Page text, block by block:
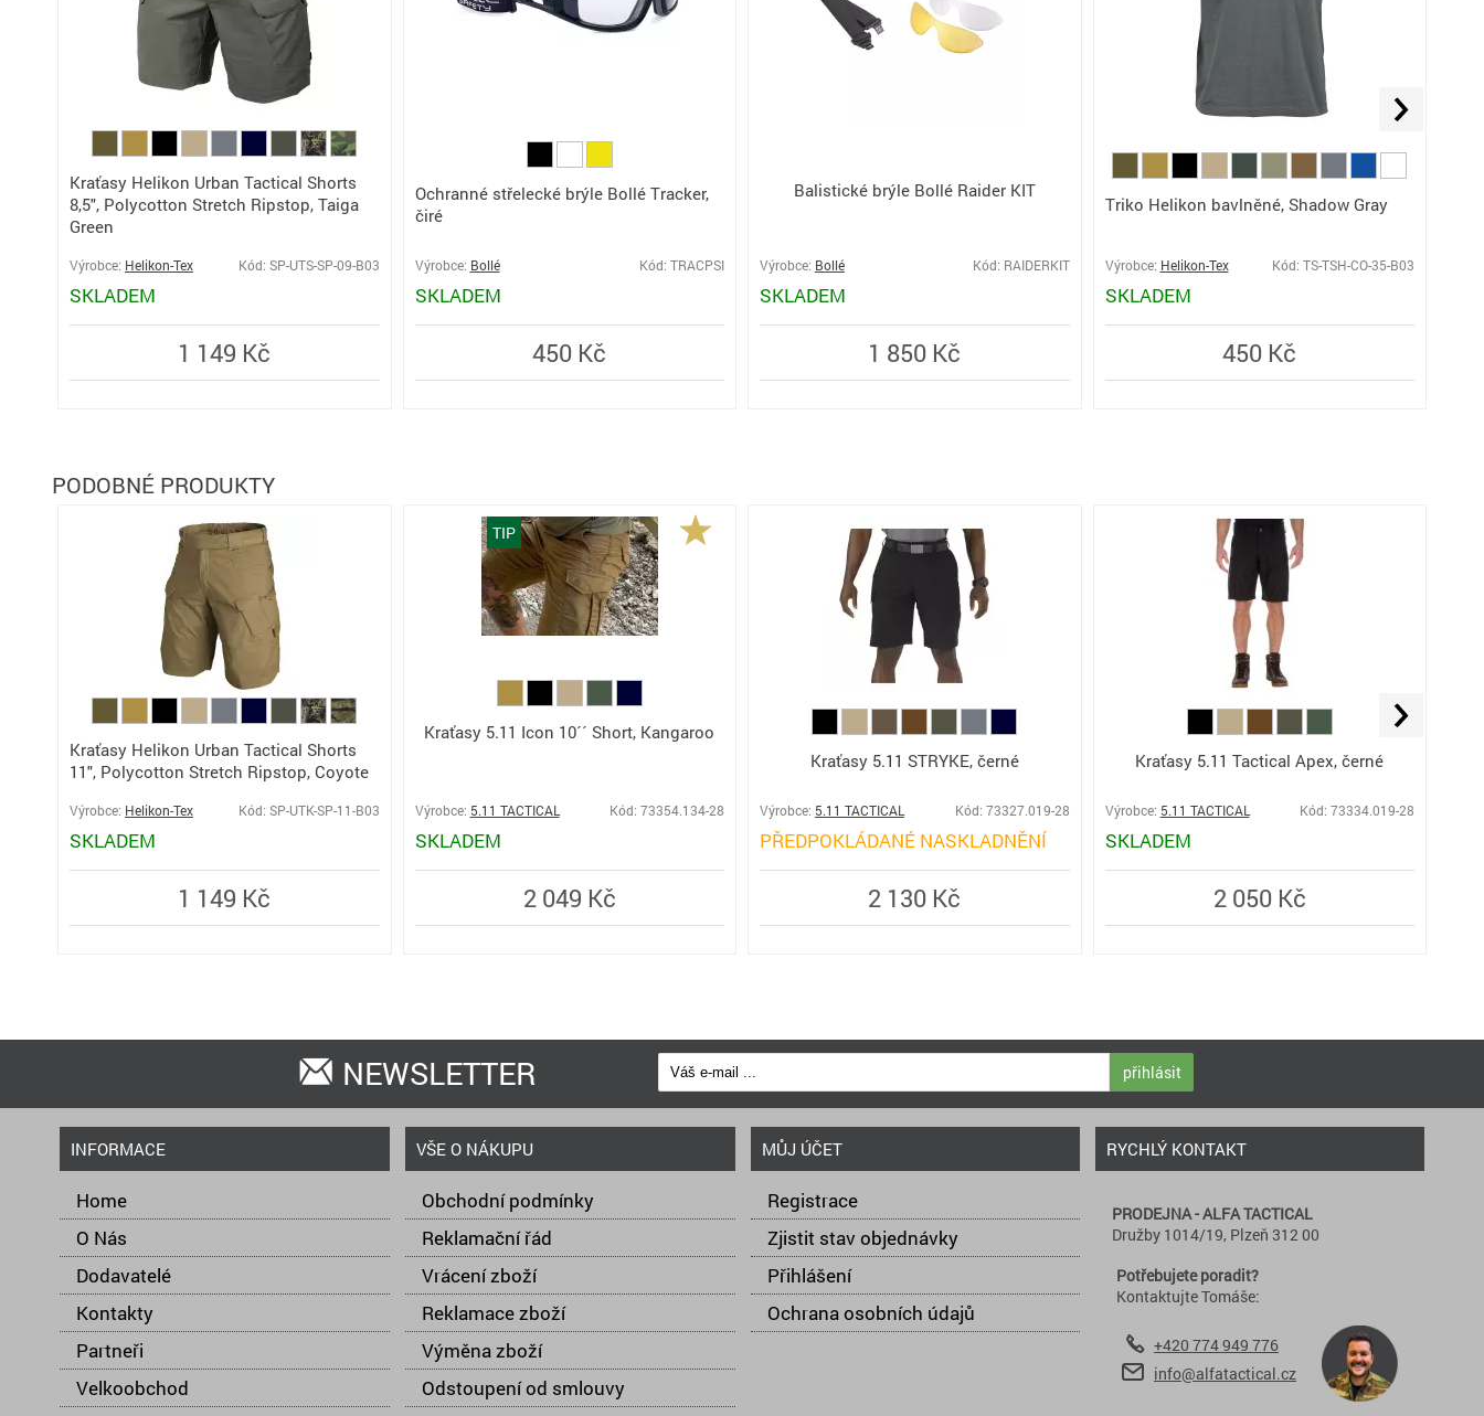
Kraťasy Helikon Urban Tactical Shorts
8,5", Polycotton Stretch Ripstop, Taiga
Green
Výrobce: Helikon-Tex Kód: SP-UTS-SP-09-B03
SKLADEM
1 149 Kč
Ochranné střelecké brýle Bollé Tracker,
čiré
Výrobce: Bollé Kód: TRACPSI
SKLADEM
450 Kč
Balistické brýle Bollé Raider KIT
Výrobce: Bollé Kód: RAIDERKIT
SKLADEM
1 850 Kč
Triko Helikon bavlněné, Shadow Gray
Výrobce: Helikon-Tex Kód: TS-TSH-CO-35-B03
SKLADEM
450 Kč
PODOBNÉ PRODUKTY
Kraťasy Helikon Urban Tactical Shorts
11", Polycotton Stretch Ripstop, Coyote
Výrobce: Helikon-Tex Kód: SP-UTK-SP-11-B03
SKLADEM
1 149 Kč
TIP
Kraťasy 5.11 Icon 10´´ Short, Kangaroo
Výrobce: 5.11 TACTICAL Kód: 73354.134-28
SKLADEM
2 049 Kč
Kraťasy 5.11 STRYKE, černé
Výrobce: 5.11 TACTICAL Kód: 73327.019-28
PŘEDPOKLÁDANÉ NASKLADNĚNÍ
2 130 Kč
Kraťasy 5.11 Tactical Apex, černé
Výrobce: 5.11 TACTICAL Kód: 73334.019-28
SKLADEM
2 050 Kč
NEWSLETTER přihlásit
INFORMACE
Home
O Nás
Dodavatelé
Kontakty
Partneři
Velkoobchod
VŠE O NÁKUPU
Obchodní podmínky
Reklamační řád
Vrácení zboží
Reklamace zboží
Výměna zboží
Odstoupení od smlouvy
MŮJ ÚČET
Registrace
Zjistit stav objednávky
Přihlášení
Ochrana osobních údajů
RYCHLÝ KONTAKT
PRODEJNA - ALFA TACTICAL
Družby 1014/19, Plzeň 312 00
Potřebujete poradit?
Kontaktujte Tomáše:
+420 774 949 776
info@alfatactical.cz